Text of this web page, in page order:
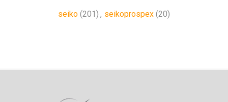
seiko (201) , seikoprospex (20)